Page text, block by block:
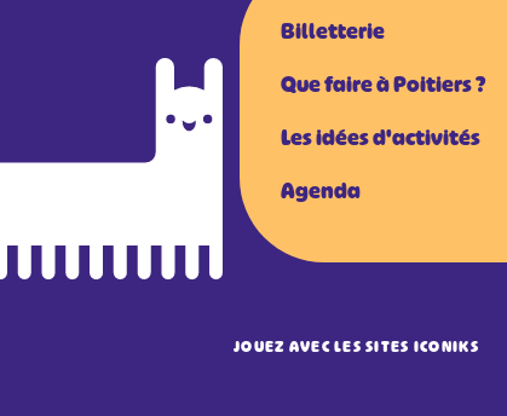
Billetterie
Que faire à Poitiers ?
Les idées d'activités
Agenda
JOUEZ AVEC LES SITES ICONIKS